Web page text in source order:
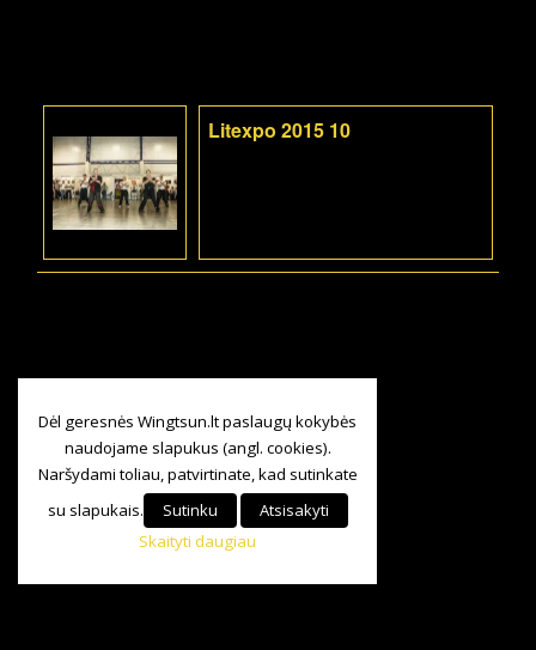
Litexpo 2015 10
Dėl geresnės Wingtsun.lt paslaugų kokybės
naudojame slapukus (angl. cookies).
Naršydami toliau, patvirtinate, kad sutinkate
su slapukais.
Sutinku
Atsisakyti
Skaityti daugiau